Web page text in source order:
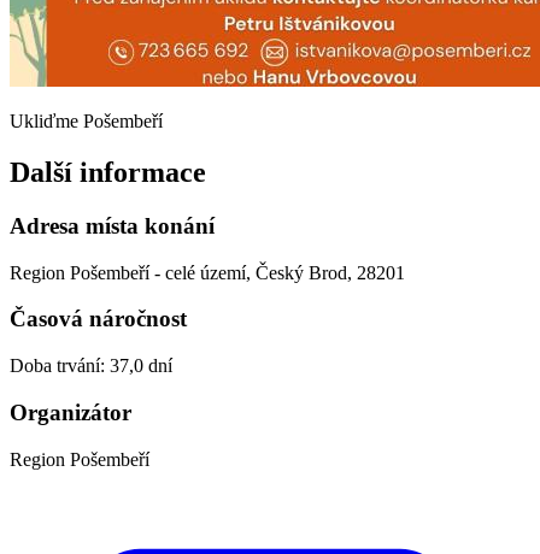
Ukliďme Pošembeří
Další informace
Adresa místa konání
Region Pošembeří - celé území, Český Brod, 28201
Časová náročnost
Doba trvání: 37,0 dní
Organizátor
Region Pošembeří